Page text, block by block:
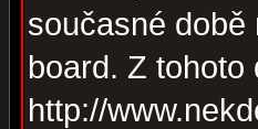
současné
board. Z
http://